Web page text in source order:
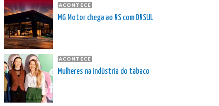
ACONTECE
MG Motor chega ao RS com DRSUL
ACONTECE
Mulheres na indústria do tabaco